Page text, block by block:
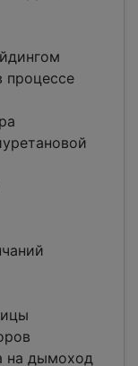
процессе
на дымоход